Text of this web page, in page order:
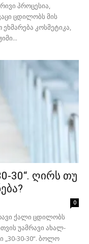
პროცესია,
ცდილობს მის
კოსმეტიკა,
30“. ღირს თუ
0
ქალი ცდილობს
უამრავი ახალ-
30-30“. ბოლო